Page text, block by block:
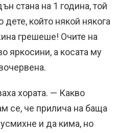
стана на 1 година, той
който някой някога
грешеше! Очите на
яркосини, а косата му
хората. — Какво
се, че прилича на баща
и да кима, но